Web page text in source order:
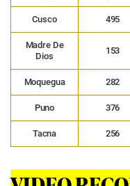
Cusco 495
Madre De
Dios
153
Moquegua 282
Puno 376
Tacna 256